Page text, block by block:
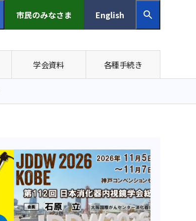
市民のみなさま English
学会資料 各種手続き